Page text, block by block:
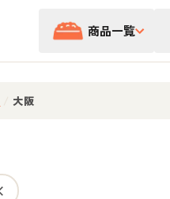
商品一覧
大阪